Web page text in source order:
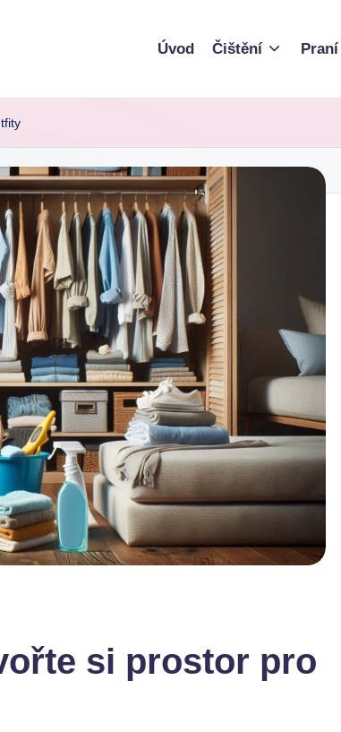
Úvod Čištění Praní
si prostor pro